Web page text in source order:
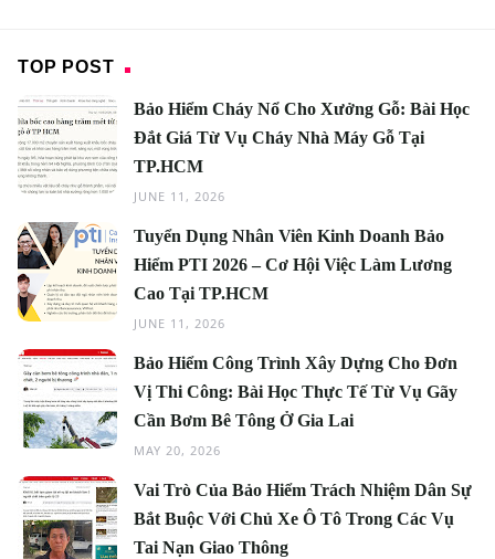
TOP POST
Bảo Hiểm Cháy Nổ Cho Xưởng Gỗ: Bài Học
Đắt Giá Từ Vụ Cháy Nhà Máy Gỗ Tại
TP.HCM
JUNE 11, 2026
Tuyển Dụng Nhân Viên Kinh Doanh Bảo
Hiểm PTI 2026 – Cơ Hội Việc Làm Lương
Cao Tại TP.HCM
JUNE 11, 2026
Bảo Hiểm Công Trình Xây Dựng Cho Đơn
Vị Thi Công: Bài Học Thực Tế Từ Vụ Gãy
Cần Bơm Bê Tông Ở Gia Lai
MAY 20, 2026
Vai Trò Của Bảo Hiểm Trách Nhiệm Dân Sự
Bắt Buộc Với Chủ Xe Ô Tô Trong Các Vụ
Tai Nạn Giao Thông